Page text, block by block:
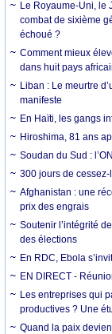
Le Royaume-Uni, le
combat de sixième
échoué ?
Comment mieux
dans huit pays
Liban : Le meurtre
manifeste
En Haïti, les gangs
Hiroshima, 81 ans
Soudan du Sud :
300 jours de
Afghanistan : une
prix des engrais
Soutenir l’intégrité
des élections
En RDC, Ebola
EN DIRECT -
Les entreprises qui
productives ? Une
Quand la paix